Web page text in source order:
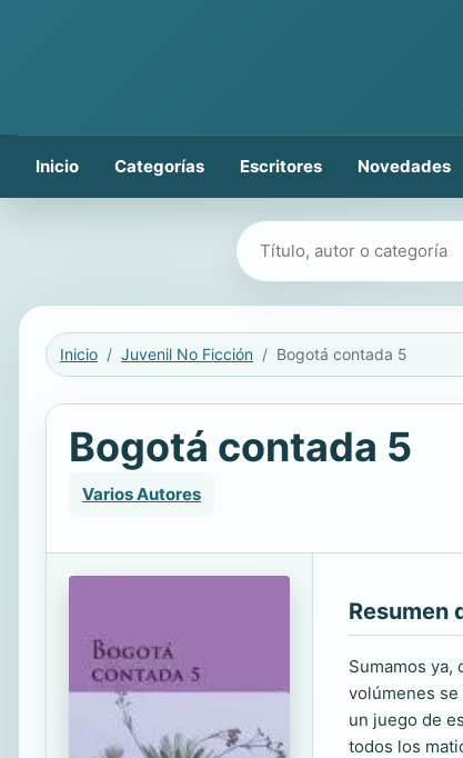
Inicio Categorías Escritores Novedades
Buscar libros
Inicio Juvenil No Ficción Bogotá contada 5
Bogotá contada 5
Varios Autores
Resumen
Sumamos
volúmenes se
un juego de
todos los